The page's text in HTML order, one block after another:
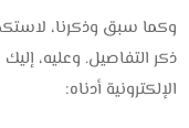
وكما سبق وذكرنا،
ذكر التفاصيل. وعليه،
الإلكترونية أدناه: